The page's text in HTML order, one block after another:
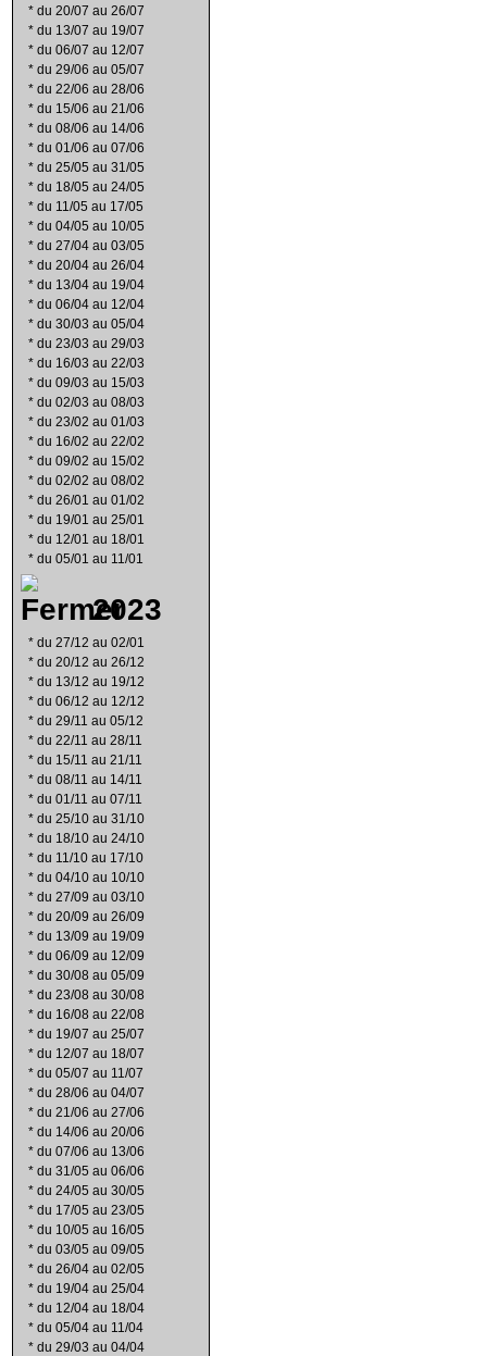
* du 20/07 au 26/07
* du 13/07 au 19/07
* du 06/07 au 12/07
* du 29/06 au 05/07
* du 22/06 au 28/06
* du 15/06 au 21/06
* du 08/06 au 14/06
* du 01/06 au 07/06
* du 25/05 au 31/05
* du 18/05 au 24/05
* du 11/05 au 17/05
* du 04/05 au 10/05
* du 27/04 au 03/05
* du 20/04 au 26/04
* du 13/04 au 19/04
* du 06/04 au 12/04
* du 30/03 au 05/04
* du 23/03 au 29/03
* du 16/03 au 22/03
* du 09/03 au 15/03
* du 02/03 au 08/03
* du 23/02 au 01/03
* du 16/02 au 22/02
* du 09/02 au 15/02
* du 02/02 au 08/02
* du 26/01 au 01/02
* du 19/01 au 25/01
* du 12/01 au 18/01
* du 05/01 au 11/01
2023
* du 27/12 au 02/01
* du 20/12 au 26/12
* du 13/12 au 19/12
* du 06/12 au 12/12
* du 29/11 au 05/12
* du 22/11 au 28/11
* du 15/11 au 21/11
* du 08/11 au 14/11
* du 01/11 au 07/11
* du 25/10 au 31/10
* du 18/10 au 24/10
* du 11/10 au 17/10
* du 04/10 au 10/10
* du 27/09 au 03/10
* du 20/09 au 26/09
* du 13/09 au 19/09
* du 06/09 au 12/09
* du 30/08 au 05/09
* du 23/08 au 30/08
* du 16/08 au 22/08
* du 19/07 au 25/07
* du 12/07 au 18/07
* du 05/07 au 11/07
* du 28/06 au 04/07
* du 21/06 au 27/06
* du 14/06 au 20/06
* du 07/06 au 13/06
* du 31/05 au 06/06
* du 24/05 au 30/05
* du 17/05 au 23/05
* du 10/05 au 16/05
* du 03/05 au 09/05
* du 26/04 au 02/05
* du 19/04 au 25/04
* du 12/04 au 18/04
* du 05/04 au 11/04
* du 29/03 au 04/04